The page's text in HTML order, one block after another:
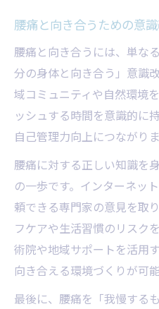
腰痛と向き合うための意
腰痛と向き合うには、単な
分の身体と向き合う」意識
域コミュニティや自然環境
ッシュする時間を意識的に
自己管理力向上につながりま
腰痛に対する正しい知識を
の一歩です。インターネッ
頼できる専門家の意見を取
フケアや生活習慣のリスク
術院や地域サポートを活用
向き合える環境づくりが可能
最後に、腰痛を「我慢する